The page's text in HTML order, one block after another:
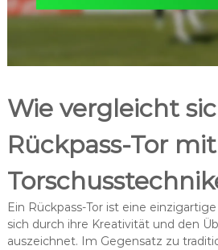
Wie vergleicht
Rückpass-Tor
Ein Rückpass-Tor ist eine
sich durch ihre Kreativität und den
auszeichnet. Im Gegensatz zu